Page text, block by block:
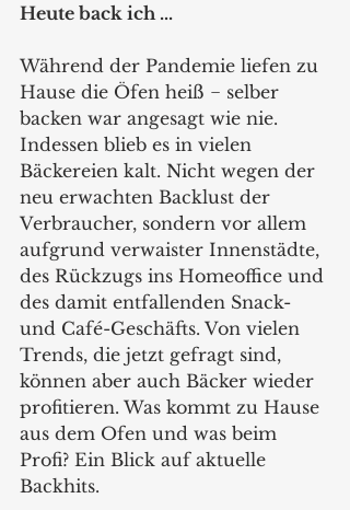
Heute back ich ...
Während der Pandemie liefen zu
Hause die Öfen heiß − selber
backen war angesagt wie nie.
Indessen blieb es in vielen
Bäckereien kalt. Nicht wegen der
neu erwachten Backlust der
Verbraucher, sondern vor allem
aufgrund verwaister Innenstädte,
des Rückzugs ins Homeoffice und
des damit entfallenden Snack-
und Café-Geschäfts. Von vielen
Trends, die jetzt gefragt sind,
können aber auch Bäcker wieder
profitieren. Was kommt zu Hause
aus dem Ofen und was beim
Profi? Ein Blick auf aktuelle
Backhits.